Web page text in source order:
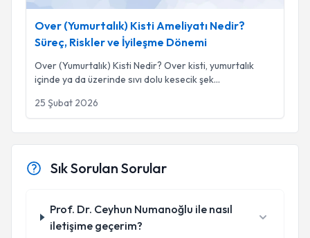
Over (Yumurtalık) Kisti Ameliyatı Nedir?
Süreç, Riskler ve İyileşme Dönemi
Over (Yumurtalık) Kisti Nedir? Over kisti, yumurtalık
içinde ya da üzerinde sıvı dolu kesecik şek...
25 Şubat 2026
Sık Sorulan Sorular
Prof. Dr. Ceyhun Numanoğlu ile nasıl
iletişime geçerim?